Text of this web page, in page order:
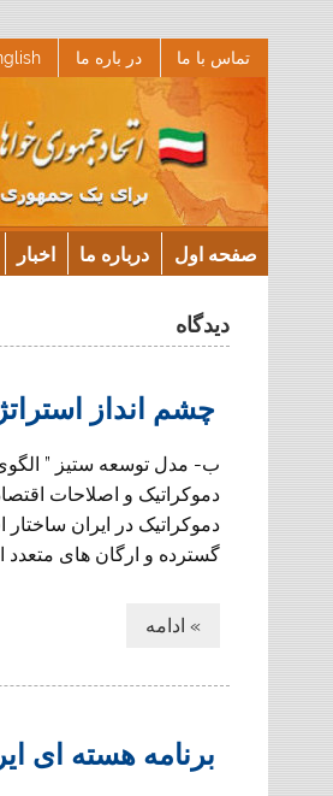
تماس با ما در باره ما
صفحه اول درباره ما اخبار
دیدگاه
چشم انداز
ب- مدل توسعه ستیز ”
دموکراتیک و اصلاحات
دموکراتیک در ایران ساختار
گسترده و ارگان های متعدد
» ادامه
برنامه هسته ای